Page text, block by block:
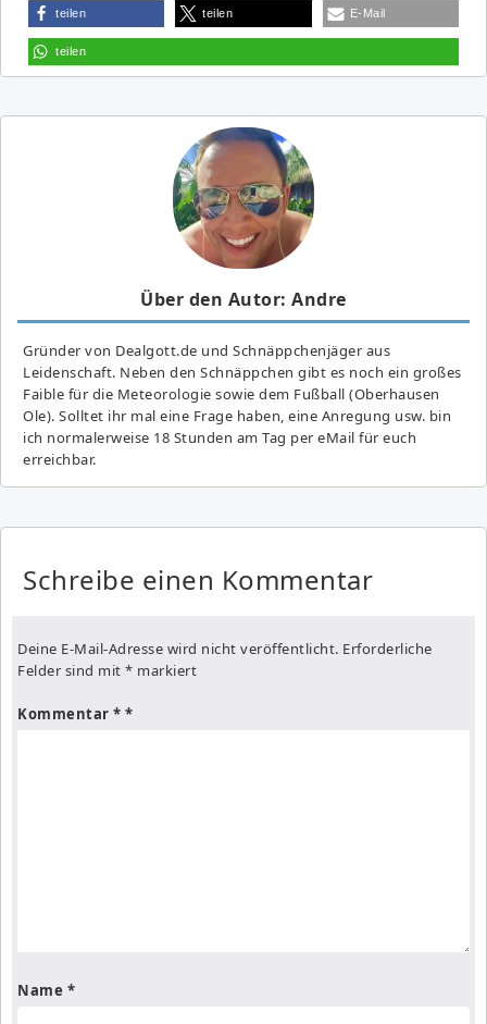
teilen teilen E-Mail
teilen
Über den Autor: Andre
Gründer von Dealgott.de und Schnäppchenjäger aus
Leidenschaft. Neben den Schnäppchen gibt es noch ein großes
Fai­ble für die Meteorologie sowie dem Fußball (Oberhausen
Ole). Solltet ihr mal eine Frage haben, eine Anregung usw. bin
ich normalerweise 18 Stunden am Tag per eMail für euch
erreichbar.
Schreibe einen Kommentar
Deine E-Mail-Adresse wird nicht veröffentlicht. Erforderliche
Felder sind mit * markiert
Kommentar *
Name *